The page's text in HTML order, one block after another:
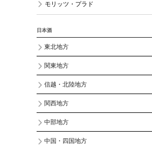
モリッツ・プラド
日本酒
東北地方
関東地方
信越・北陸地方
関西地方
中部地方
中国・四国地方